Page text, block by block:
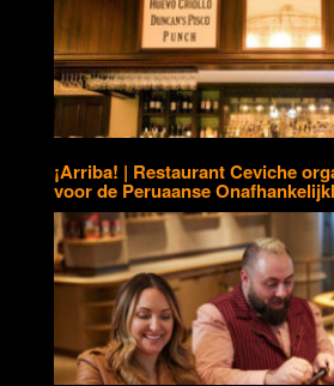
¡Arriba! | Restaurant Ceviche
voor de Peruaanse